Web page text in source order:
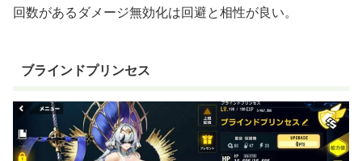
回数があるダメージ無効化は回避と相性が良い。
ブラインドプリンセス